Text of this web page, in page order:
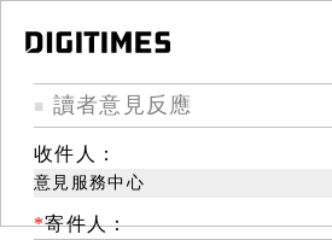
■ 讀者意見反應
收件人：
意見服務中心
*寄件人：